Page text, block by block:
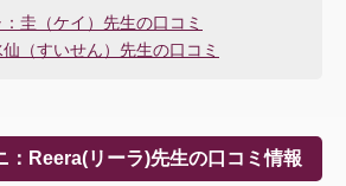
圭（ケイ）先生の口コミ
（すいせん）先生の口コミ
：Reera(リーラ)先生の口コミ情報